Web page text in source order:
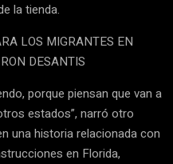
la tienda.
LOS MIGRANTES EN
DESANTIS
porque piensan que van a
estados”, narró otro
una historia relacionada con
en Florida,